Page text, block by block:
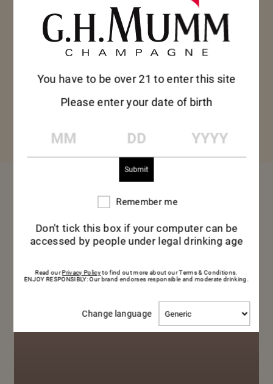
このキュヴェの魅力に
は誰もが心惹かれるこ
とでしょう。マム グラ
ン コルドンには、ピ
ノ・ノワールの喜び、
力強さ、優雅さがすべ
て詰まっています。
料理のペア
リング
You have to be over 21 to enter this site
Please enter your date of birth
Remember
Remember me
Don't tick this box if your computer can be
accessed by people under legal drinking age
Read ourPrivacy Policyto find out more about our Terms & Conditions.
ENJOY RESPONSIBLY: Our brand endorses responsible and moderate drinking.
Change languageChange
language